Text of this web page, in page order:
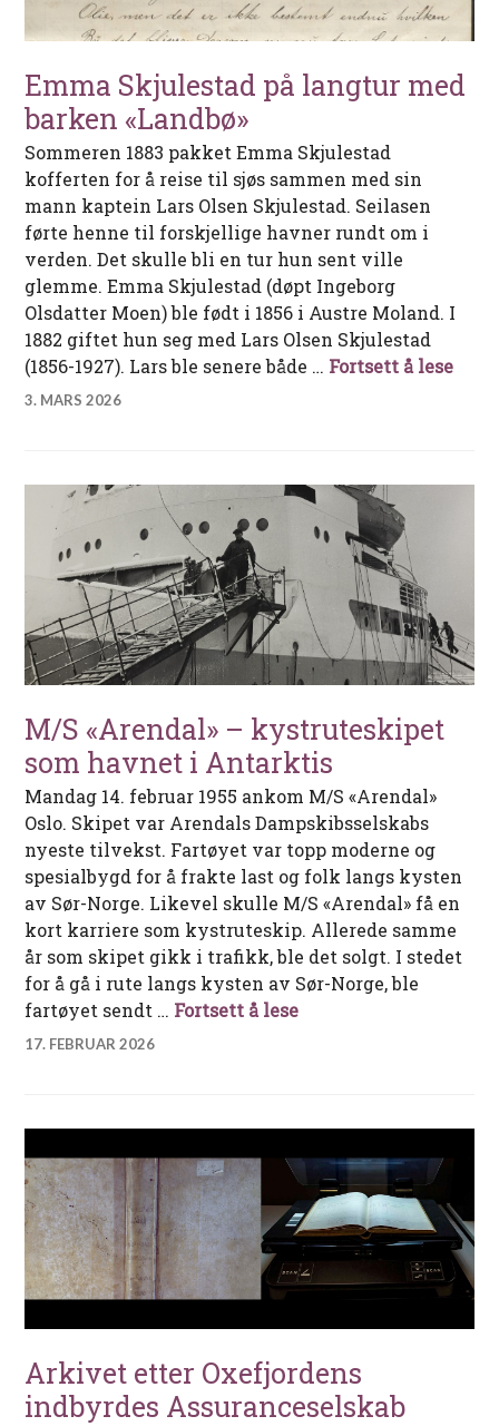
Emma Skjulestad på langtur med
barken «Landbø»
Sommeren 1883 pakket Emma Skjulestad
kofferten for å reise til sjøs sammen med sin
mann kaptein Lars Olsen Skjulestad. Seilasen
førte henne til forskjellige havner rundt om i
verden. Det skulle bli en tur hun sent ville
glemme. Emma Skjulestad (døpt Ingeborg
Olsdatter Moen) ble født i 1856 i Austre Moland. I
1882 giftet hun seg med Lars Olsen Skjulestad
(1856-1927). Lars ble senere både … Fortsett å lese
3. MARS 2026
M/S «Arendal» – kystruteskipet
som havnet i Antarktis
Mandag 14. februar 1955 ankom M/S «Arendal»
Oslo. Skipet var Arendals Dampskibsselskabs
nyeste tilvekst. Fartøyet var topp moderne og
spesialbygd for å frakte last og folk langs kysten
av Sør-Norge. Likevel skulle M/S «Arendal» få en
kort karriere som kystruteskip. Allerede samme
år som skipet gikk i trafikk, ble det solgt. I stedet
for å gå i rute langs kysten av Sør-Norge, ble
fartøyet sendt … Fortsett å leseM/S «Arendal» –
17. FEBRUAR 2026
Arkivet etter Oxefjordens
indbyrdes Assuranceselskab